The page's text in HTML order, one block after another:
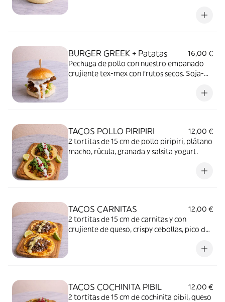
BURGER GREEK + Patatas
16,00 €
Pechuga de pollo con nuestro empanado
crujiente tex-mex con frutos secos. Soja-
TACOS POLLO PIRIPIRI
12,00 €
2 tortitas de 15 cm de pollo piripiri, plátano
macho, rúcula, granada y salsita yogurt.
TACOS CARNITAS
12,00 €
2 tortitas de 15 cm de carnitas y con
crujiente de queso, crispy cebollas, pico de
TACOS COCHINITA PIBIL
12,00 €
2 tortitas de 15 cm de cochinita pibil, queso